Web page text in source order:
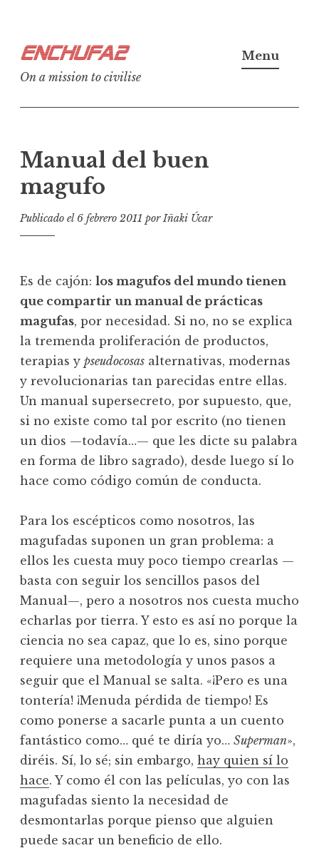
al
contenido
Enchufa2
On a mission to civilise
Menu
Manual del buen
magufo
Publicado el 6 febrero 2011 porIñaki Úcar
Es de cajón: los magufos del mundo tienen
que compartir un manual de prácticas
magufas, por necesidad. Si no, no se explica
la tremenda proliferación de productos,
terapias y pseudocosas alternativas, modernas
y revolucionarias tan parecidas entre ellas.
Un manual supersecreto, por supuesto, que,
si no existe como tal por escrito (no tienen
un dios —todavía…— que les dicte su palabra
en forma de libro sagrado), desde luego sí lo
hace como código común de conducta.
Para los escépticos como nosotros, las
magufadas suponen un gran problema: a
ellos les cuesta muy poco tiempo crearlas —
basta con seguir los sencillos pasos del
Manual—, pero a nosotros nos cuesta mucho
echarlas por tierra. Y esto es así no porque la
ciencia no sea capaz, que lo es, sino porque
requiere una metodología y unos pasos a
seguir que el Manual se salta. «¡Pero es una
tontería! ¡Menuda pérdida de tiempo! Es
como ponerse a sacarle punta a un cuento
fantástico como… qué te diría yo… Superman»,
diréis. Sí, lo sé; sin embargo, hay quien sí lo
hace. Y como él con las películas, yo con las
magufadas siento la necesidad de
desmontarlas porque pienso que alguien
puede sacar un beneficio de ello.